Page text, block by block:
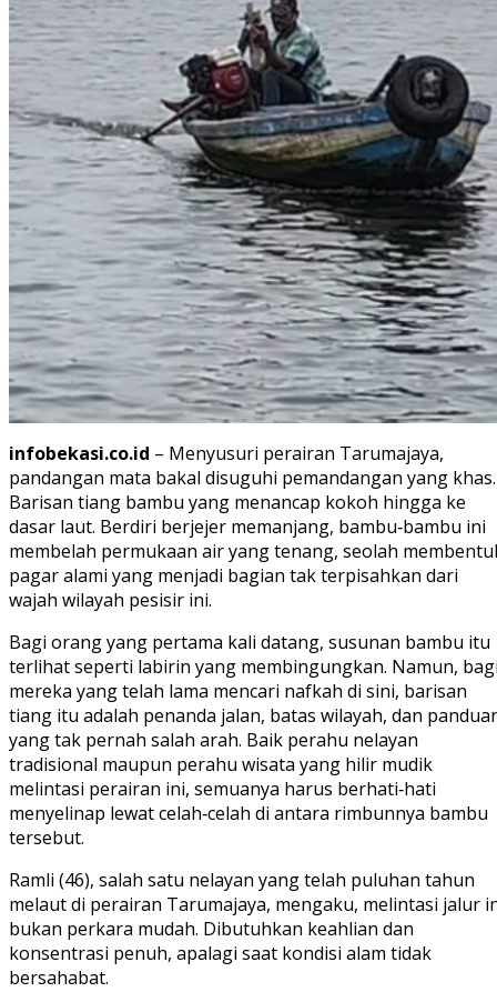
infobekasi.co.id – Menyusuri perairan Tarumajaya,
pandangan mata bakal disuguhi pemandangan yang khas.
Barisan tiang bambu yang menancap kokoh hingga ke
dasar laut. Berdiri berjejer memanjang, bambu‑bambu ini
membelah permukaan air yang tenang, seolah
pagar alami yang menjadi bagian tak terpisahkan dari
wajah wilayah pesisir ini.
Bagi orang yang pertama kali datang, susunan bambu itu
terlihat seperti labirin yang membingungkan. Namun,
mereka yang telah lama mencari nafkah di sini, barisan
tiang itu adalah penanda jalan, batas wilayah, dan
yang tak pernah salah arah. Baik perahu nelayan
tradisional maupun perahu wisata yang hilir mudik
melintasi perairan ini, semuanya harus berhati‑hati
menyelinap lewat celah‑celah di antara rimbunnya bambu
tersebut.
Ramli (46), salah satu nelayan yang telah puluhan tahun
melaut di perairan Tarumajaya, mengaku, melintasi jalur
bukan perkara mudah. Dibutuhkan keahlian dan
konsentrasi penuh, apalagi saat kondisi alam tidak
bersahabat.